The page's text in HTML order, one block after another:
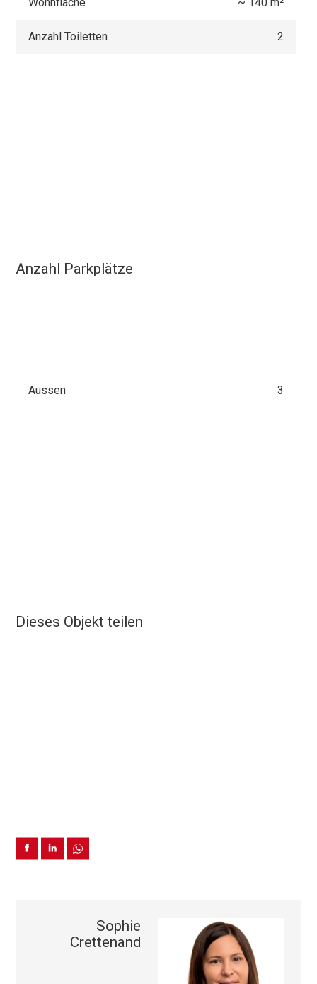
Anzahl Toiletten 2
Anzahl Parkplätze
Aussen 3
Dieses Objekt teilen
Sophie
Crettenand